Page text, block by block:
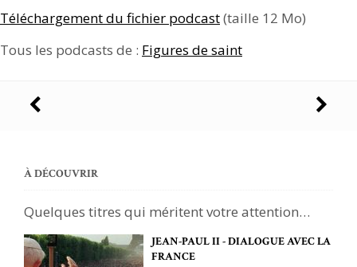
Téléchargement du fichier podcast(taille 12 Mo)
Tous les podcasts de : Figures de saint
Navigation
articles
À DÉCOUVRIR
Quelques titres qui méritent votre attention…
JEAN-PAUL II - DIALOGUE AVEC LA
FRANCE